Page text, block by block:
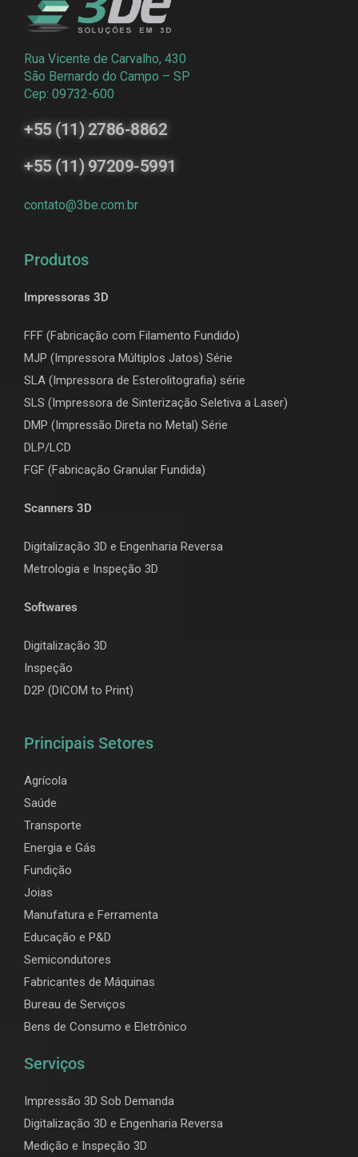
Rua Vicente de Carvalho, 430
São Bernardo do Campo – SP
Cep: 09732-600
+55 (11) 2786-8862
+55 (11) 97209-5991
contato@3be.com.br
Produtos
Impressoras 3D
FFF (Fabricação com Filamento Fundido)
MJP (Impressora Múltiplos Jatos) Série
SLA (Impressora de Esterolitografia) série
SLS (Impressora de Sinterização Seletiva a Laser)
DMP (Impressão Direta no Metal) Série
DLP/LCD
FGF (Fabricação Granular Fundida)
Scanners 3D
Digitalização 3D e Engenharia Reversa
Metrologia e Inspeção 3D
Softwares
Digitalização 3D
Inspeção
D2P (DICOM to Print)
Principais Setores
Agrícola
Saúde
Transporte
Energia e Gás
Fundição
Joias
Manufatura e Ferramenta
Educação e P&D
Semicondutores
Fabricantes de Máquinas
Bureau de Serviços
Bens de Consumo e Eletrônico
Serviços
Impressão 3D Sob Demanda
Digitalização 3D e Engenharia Reversa
Medição e Inspeção 3D